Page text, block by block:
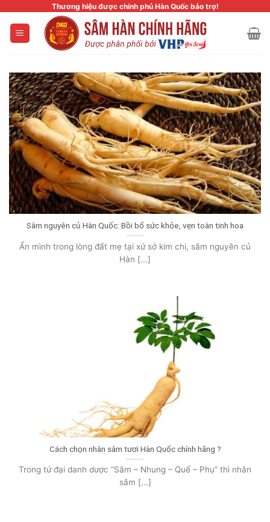
content
Thương hiệu được chính phủ Hàn Quốc bảo trợ!
Sâm nguyên củ Hàn Quốc: Bồi bổ sức khỏe, vẹn toàn tinh hoa
Ẩn mình trong lòng đất mẹ tại xứ sở kim chi, sâm nguyên củ
Hàn [...]
Cách chọn nhân sâm tươi Hàn Quốc chính hãng ?
Trong tứ đại danh dược “Sâm – Nhung – Quế – Phụ” thì nhân
sâm [...]